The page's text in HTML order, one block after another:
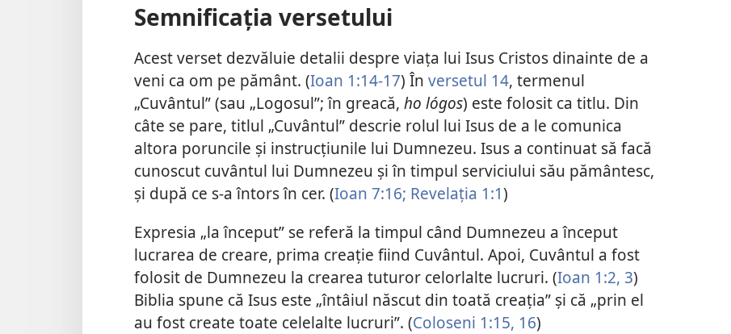
Semnificația versetului
Acest verset dezvăluie detalii despre viața lui Isus Cristos dinainte de a
veni ca om pe pământ. (Ioan 1:14-17) În versetul 14, termenul
„Cuvântul” (sau „Logosul”; în greacă, ho lógos) este folosit ca titlu. Din
câte se pare, titlul „Cuvântul” descrie rolul lui Isus de a le comunica
altora poruncile și instrucțiunile lui Dumnezeu. Isus a continuat să facă
cunoscut cuvântul lui Dumnezeu și în timpul serviciului său pământesc,
și după ce s-a întors în cer. (Ioan 7:16; Revelația 1:1)
Expresia „la început” se referă la timpul când Dumnezeu a început
lucrarea de creare, prima creație fiind Cuvântul. Apoi, Cuvântul a fost
folosit de Dumnezeu la crearea tuturor celorlalte lucruri. (Ioan 1:2, 3)
Biblia spune că Isus este „întâiul născut din toată creația” și că „prin el
au fost create toate celelalte lucruri”. (Coloseni 1:15, 16)